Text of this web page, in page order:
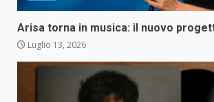
Arisa torna in musica: il nuovo
Luglio 13, 2026